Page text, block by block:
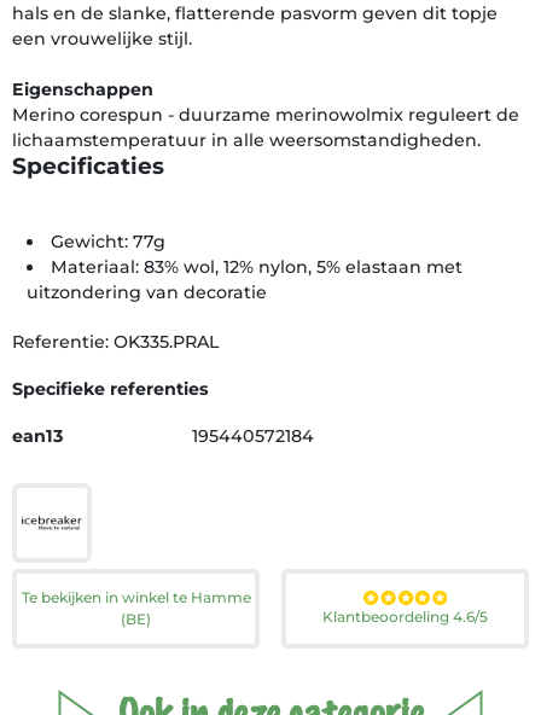
hals en de slanke, flatterende pasvorm geven dit topje
een vrouwelijke stijl.
Eigenschappen
Merino corespun - duurzame merinowolmix reguleert de
lichaamstemperatuur in alle weersomstandigheden.
Specificaties
Gewicht: 77g
Materiaal: 83% wol, 12% nylon, 5% elastaan met
uitzondering van decoratie
Referentie: OK335.PRAL
Specifieke referenties
ean13 195440572184
Te bekijken in winkel te Hamme
(BE)
Klantbeoordeling 4.6/5